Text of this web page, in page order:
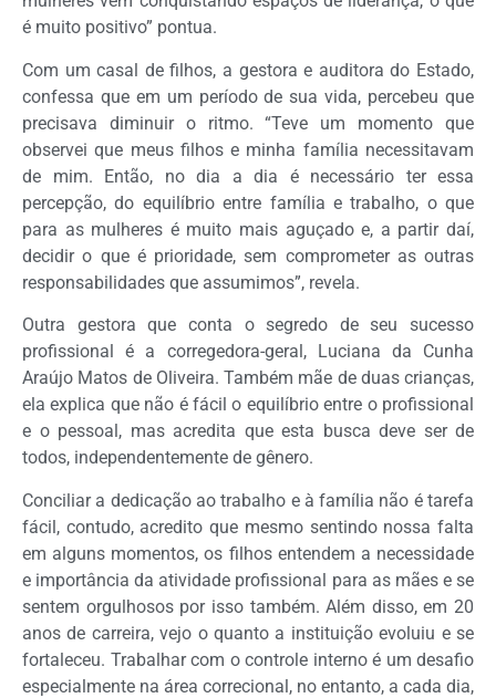
é muito positivo” pontua.
Com um casal de filhos, a gestora e auditora do Estado,
confessa que em um período de sua vida, percebeu que
precisava diminuir o ritmo. “Teve um momento que
observei que meus filhos e minha família necessitavam
de mim. Então, no dia a dia é necessário ter essa
percepção, do equilíbrio entre família e trabalho, o que
para as mulheres é muito mais aguçado e, a partir daí,
decidir o que é prioridade, sem comprometer as outras
responsabilidades que assumimos”, revela.
Outra gestora que conta o segredo de seu sucesso
profissional é a corregedora-geral, Luciana da Cunha
Araújo Matos de Oliveira. Também mãe de duas crianças,
ela explica que não é fácil o equilíbrio entre o profissional
e o pessoal, mas acredita que esta busca deve ser de
todos, independentemente de gênero.
Conciliar a dedicação ao trabalho e à família não é tarefa
fácil, contudo, acredito que mesmo sentindo nossa falta
em alguns momentos, os filhos entendem a necessidade
e importância da atividade profissional para as mães e se
sentem orgulhosos por isso também. Além disso, em 20
anos de carreira, vejo o quanto a instituição evoluiu e se
fortaleceu. Trabalhar com o controle interno é um desafio
especialmente na área correcional, no entanto, a cada dia,